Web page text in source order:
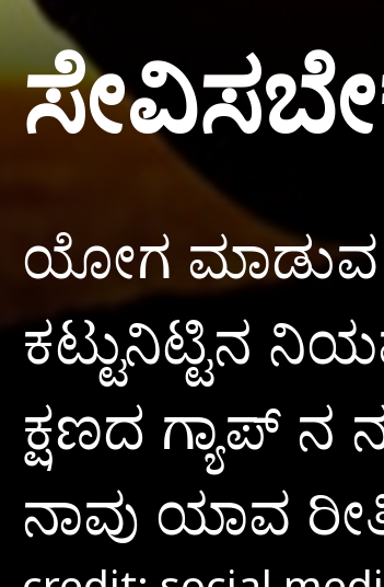
ಯೋಗ ಮಾಡುವ
ಕಟ್ಟುನಿಟ್ಟಿನ
ಕ್ಷಣದ ಗ್ಯಾಪ್
ನಾವು ಯಾವ